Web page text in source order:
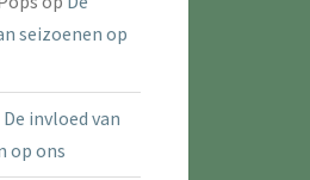
seizoenen op
De invloed van
op ons